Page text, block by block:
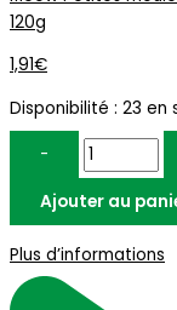
120g
1,91€
Disponibilité : 23 en
-
Ajouter au
Plus d’informations